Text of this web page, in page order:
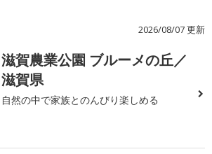
2026/08/07 更新
滋賀農業公園 ブルーメの丘／
滋賀県
自然の中で家族とのんびり楽しめる